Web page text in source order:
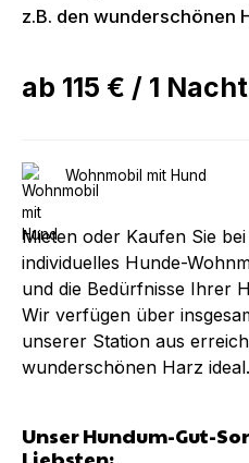
z.B. den wunderschönen
ab 115 € / 1 Nacht
Wohnmobil mit Hund
Mieten oder Kaufen Sie
individuelles Hunde-
und die Bedürfnisse Ihrer
Wir verfügen über
unserer Station aus
wunderschönen Harz ideal.
Unser Hundum-Gut-